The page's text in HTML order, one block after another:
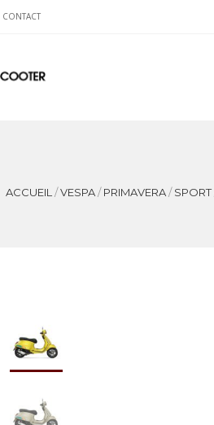
CONTACT
ACCUEIL /VESPA/ PRIMAVERA/ SPORT